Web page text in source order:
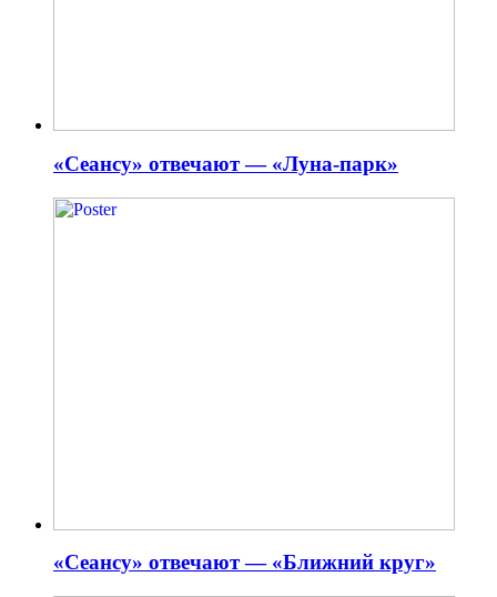
«Сеансу» отвечают — «Луна-парк»
«Сеансу» отвечают — «Ближний круг»